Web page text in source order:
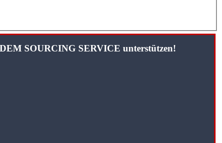
SOURCING SERVICE unterstützen!